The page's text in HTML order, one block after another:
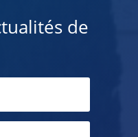
de